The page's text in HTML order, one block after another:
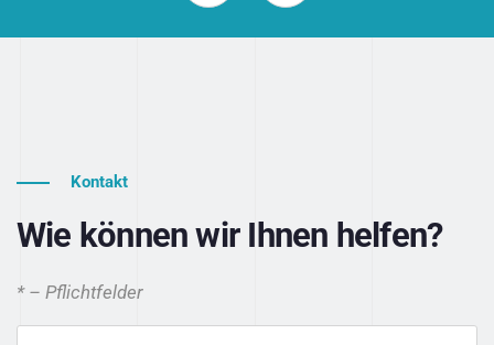
Kontakt
Wie können wir Ihnen helfen?
* – Pflichtfelder